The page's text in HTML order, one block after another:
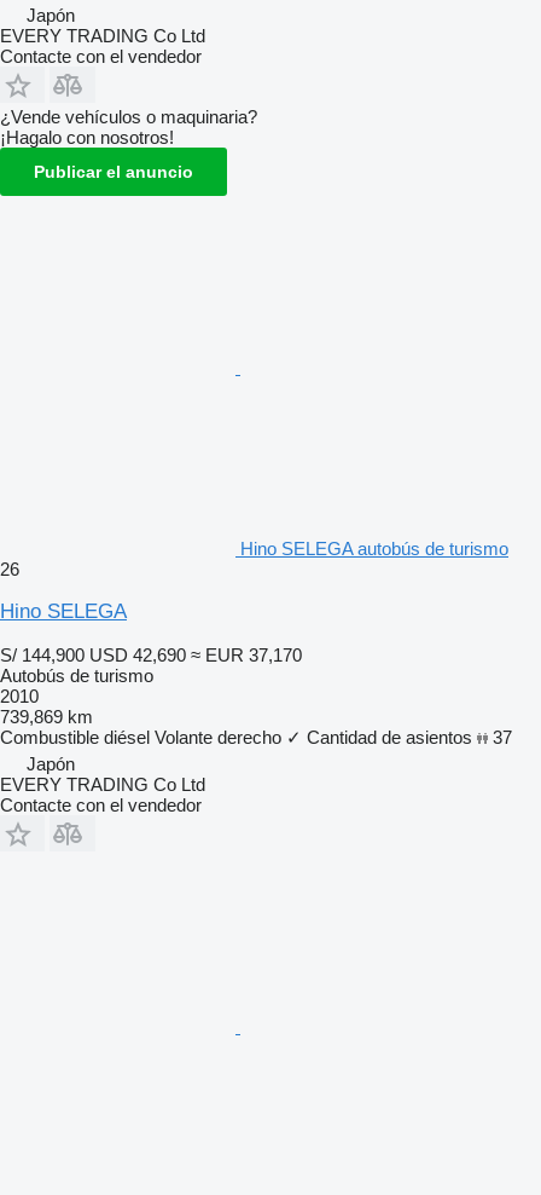
Japón
EVERY TRADING Co Ltd
Contacte con el vendedor
¿Vende vehículos o maquinaria?
¡Hagalo con nosotros!
Publicar el anuncio
Hino SELEGA autobús de turismo
26
Hino SELEGA
S/ 144,900 USD 42,690 ≈ EUR 37,170
Autobús de turismo
2010
739,869 km
Combustible diésel Volante derecho ✓ Cantidad de asientos
37
Japón
EVERY TRADING Co Ltd
Contacte con el vendedor